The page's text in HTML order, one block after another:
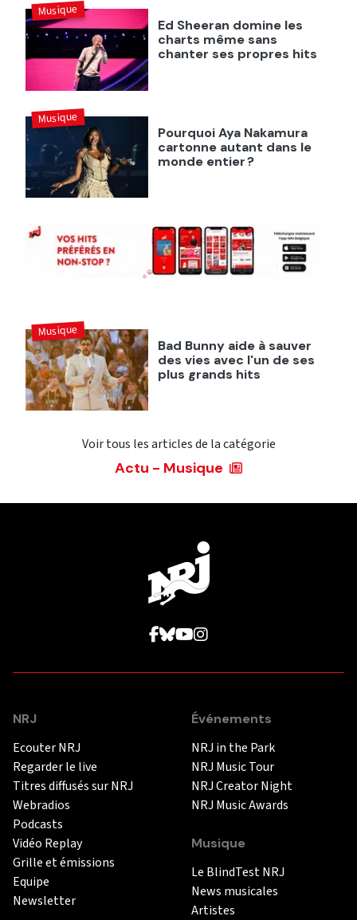
Ed Sheeran domine les
charts même sans
chanter ses propres hits
Musique
Pourquoi Aya Nakamura
cartonne autant dans le
monde entier ?
Musique
Bad Bunny aide à sauver
des vies avec l'un de ses
plus grands hits
Musique
Voir tous les articles de la catégorie
Actu - Musique
NRJ
Ecouter NRJ
Regarder le live
Titres diffusés sur NRJ
Webradios
Podcasts
Vidéo Replay
Grille et émissions
Equipe
Newsletter
Événements
NRJ in the Park
NRJ Music Tour
NRJ Creator Night
NRJ Music Awards
Musique
Le BlindTest NRJ
News musicales
Artistes